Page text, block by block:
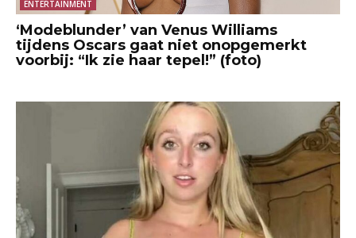
ENTERTAINMENT
‘Modeblunder’ van Venus Williams
tijdens Oscars gaat niet onopgemerkt
voorbij: “Ik zie haar tepel!” (foto)